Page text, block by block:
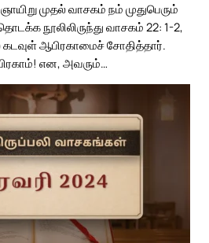
முதல் வாசகம் நம் முதுபெரும்
நூலிலிருந்து வாசகம் 22: 1-2,
கடவுள் ஆபிரகாமைச் சோதித்தார்.
என, அவரும்…